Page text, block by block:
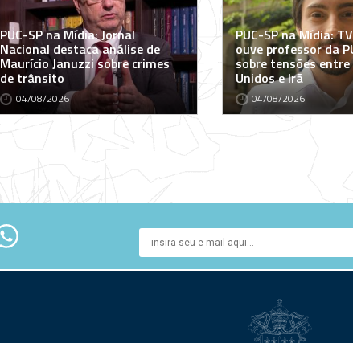
PUC-SP na Mídia: Jornal
Nacional destaca análise de
Maurício Januzzi sobre crimes
de trânsito
04/08/2026
PUC-SP na Mídia:
ouve professor da
sobre tensões
Unidos e Irã
04/08/2026